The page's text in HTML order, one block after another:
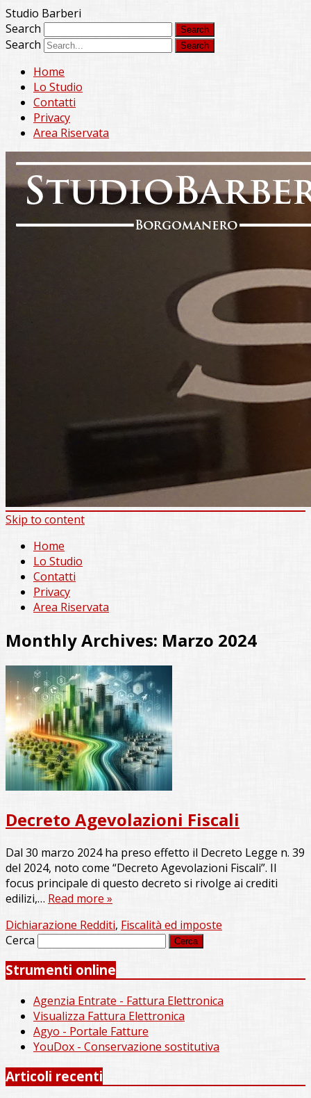
Studio Barberi
Search
Search
Home
Lo Studio
Contatti
Privacy
Area Riservata
Skip to content
Home
Lo Studio
Contatti
Privacy
Area Riservata
Monthly Archives: Marzo 2024
Decreto Agevolazioni Fiscali
Dal 30 marzo 2024 ha preso effetto il Decreto Legge n. 39
del 2024, noto come “Decreto Agevolazioni Fiscali”. Il
focus principale di questo decreto si rivolge ai crediti
edilizi,… Read more »
Dichiarazione Redditi, Fiscalità ed imposte
Cerca
Strumenti online
Agenzia Entrate - Fattura Elettronica
Visualizza Fattura Elettronica
Agyo - Portale Fatture
YouDox - Conservazione sostitutiva
Articoli recenti